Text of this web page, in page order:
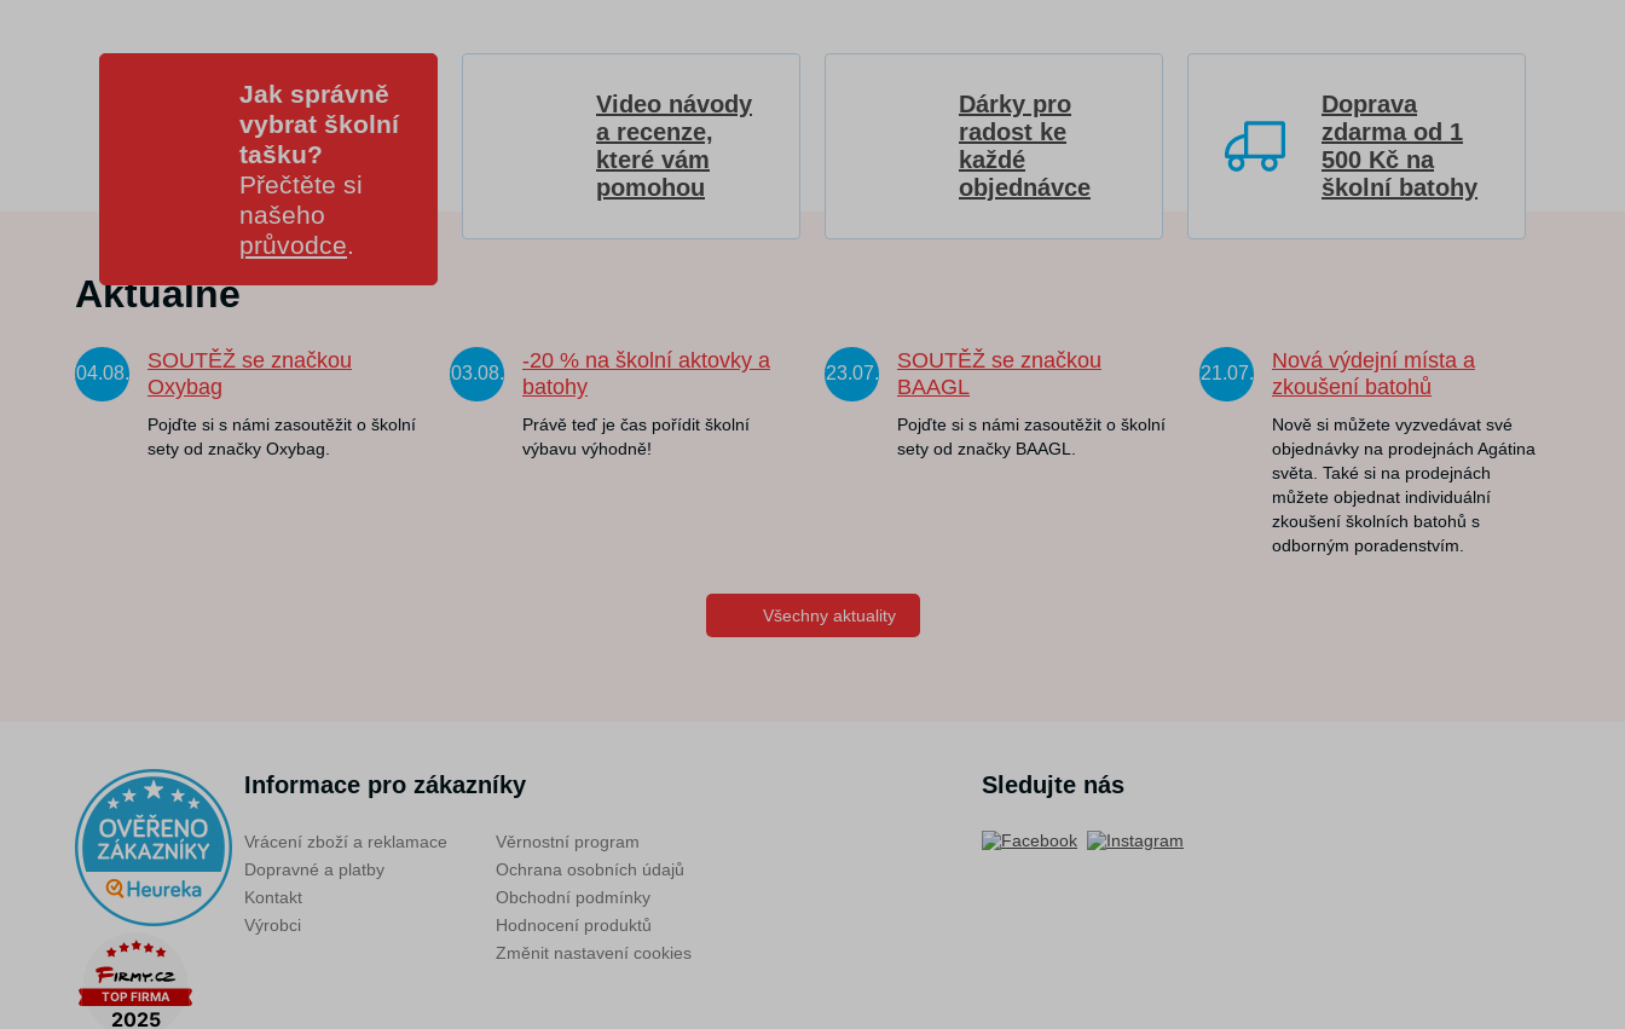
Jak správně
vybrat školní
tašku?
Přečtěte si
našeho
průvodce.
Video návody
a recenze,
které vám
pomohou
Dárky pro
radost ke
každé
objednávce
Doprava
zdarma od 1
500 Kč na
školní batohy
Aktuálně
04.08.
SOUTĚŽ se značkou
Oxybag
Pojďte si s námi zasoutěžit o školní
sety od značky Oxybag.
03.08.
-20 % na školní aktovky a
batohy
Právě teď je čas pořídit školní
výbavu výhodně!
23.07.
SOUTĚŽ se značkou
BAAGL
Pojďte si s námi zasoutěžit o školní
sety od značky BAAGL.
21.07.
Nová výdejní místa a
zkoušení batohů
Nově si můžete vyzvedávat své
objednávky na prodejnách Agátina
světa. Také si na prodejnách
můžete objednat individuální
zkoušení školních batohů s
odborným poradenstvím.
Všechny aktuality
Informace pro zákazníky
Vrácení zboží a reklamace
Dopravné a platby
Kontakt
Výrobci
Věrnostní program
Ochrana osobních údajů
Obchodní podmínky
Hodnocení produktů
Změnit nastavení cookies
Sledujte nás